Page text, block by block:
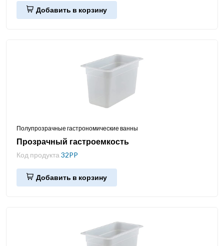
Добавить в корзину
Полупрозрачные гастрономические ванны
Прозрачный гастроемкость
Код продукта 32PP
Добавить в корзину